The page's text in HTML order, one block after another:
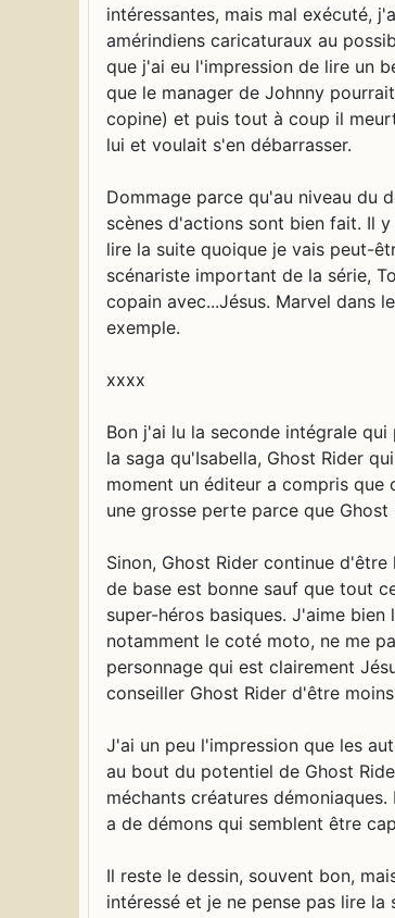
intéressantes, mais mal exécuté,
amérindiens caricaturaux au
que j'ai eu l'impression de lire un
que le manager de Johnny
copine) et puis tout à coup il
lui et voulait s'en débarrasser.
Dommage parce qu'au niveau du
scènes d'actions sont bien fait. Il
lire la suite quoique je vais peut-
scénariste important de la série,
copain avec...Jésus. Marvel dans
exemple.
xxxx
Bon j'ai lu la seconde intégrale
la saga qu'Isabella, Ghost Rider
moment un éditeur a compris que
une grosse perte parce que
Sinon, Ghost Rider continue
de base est bonne sauf que tout
super-héros basiques. J'aime
notamment le coté moto, ne me
personnage qui est clairement
conseiller Ghost Rider d'être
J'ai un peu l'impression que les
au bout du potentiel de Ghost
méchants créatures
a de démons qui semblent être
Il reste le dessin, souvent bon,
intéressé et je ne pense pas lire la